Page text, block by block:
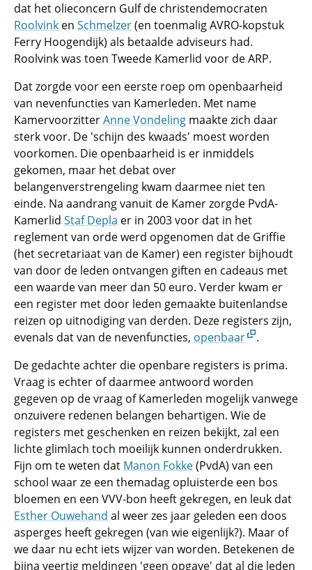
dat het olieconcern Gulf de christendemocraten
Roolvink en Schmelzer(en toenmalig AVRO-kopstuk
Ferry Hoogendijk) als betaalde adviseurs had.
Roolvink was toen Tweede Kamerlid voor de ARP.
Dat zorgde voor een eerste roep om openbaarheid
van nevenfuncties van Kamerleden. Met name
KamervoorzitterAnne Vondeling maakte zich daar
sterk voor. De 'schijn des kwaads' moest worden
voorkomen. Die openbaarheid is er inmiddels
gekomen, maar het debat over
belangenverstrengeling kwam daarmee niet ten
einde. Na aandrang vanuit de Kamer zorgde PvdA-
Kamerlid Staf Depla er in 2003 voor dat in het
reglement van orde werd opgenomen dat de Griffie
(het secretariaat van de Kamer) een register bijhoudt
van door de leden ontvangen giften en cadeaus met
een waarde van meer dan 50 euro. Verder kwam er
een register met door leden gemaakte buitenlandse
reizen op uitnodiging van derden. Deze registers zijn,
evenals dat van de nevenfuncties, openbaar
.
De gedachte achter die openbare registers is prima.
Vraag is echter of daarmee antwoord worden
gegeven op de vraag of Kamerleden mogelijk vanwege
onzuivere redenen belangen behartigen. Wie de
registers met geschenken en reizen bekijkt, zal een
lichte glimlach toch moeilijk kunnen onderdrukken.
Fijn om te weten dat Manon Fokke(PvdA) van een
school waar ze een themadag opluisterde een bos
bloemen en een VVV-bon heeft gekregen, en leuk dat
Esther Ouwehand al weer zes jaar geleden een doos
asperges heeft gekregen (van wie eigenlijk?). Maar of
we daar nu echt iets wijzer van worden. Betekenen de
bijna veertig meldingen 'geen opgave' dat al die leden